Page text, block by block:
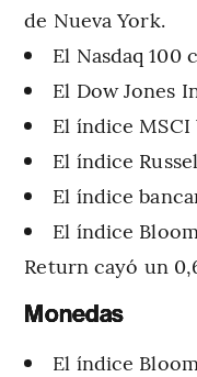
de Nueva York.
El Nasdaq 100
El Dow Jones
El índice
El índice
El índice
El índice
Return cayó un
Monedas
El índice